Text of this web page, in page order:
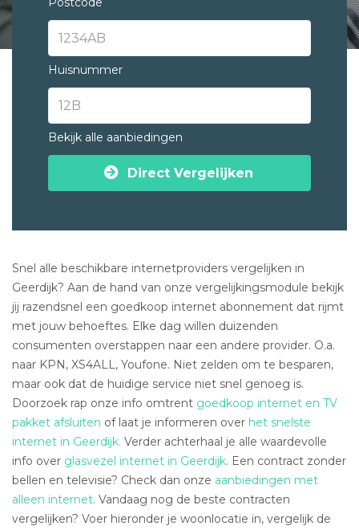
Huisnummer
Bekijk alle aanbiedingen
Direct Vergelijken
Snel alle beschikbare internetproviders vergelijken in
Geerdijk? Aan de hand van onze vergelijkingsmodule bekijk
jij razendsnel een goedkoop internet abonnement dat rijmt
met jouw behoeftes. Elke dag willen duizenden
consumenten overstappen naar een andere provider. O.a.
naar KPN, XS4ALL, Youfone. Niet zelden om te besparen,
maar ook dat de huidige service niet snel genoeg is.
Doorzoek rap onze info omtrent goedkoop internet en TV
pakket afsluiten of laat je informeren over het snelste
internet in Geerdijk. Verder achterhaal je alle waardevolle
info over glasvezel internet in Geerdijk. Een contract zonder
bellen en televisie? Check dan onze aanbiedingen met
alleen internet. Vandaag nog de beste contracten
vergelijken? Voer hieronder je woonlocatie in, vergelijk de